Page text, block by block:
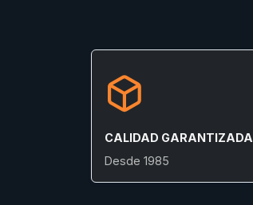
CALIDAD GARANTIZADA
Desde 1985